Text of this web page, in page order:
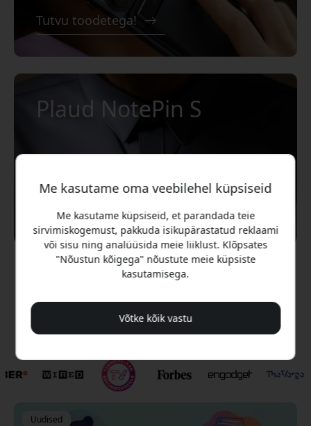
Tutvu toodetega!
Plaud NotePin S
Nagu nähtud saidil
Uudised
Me kasutame oma veebilehel küpsiseid
Me kasutame küpsiseid, et parandada teie
sirvimiskogemust, pakkuda isikupärastatud reklaami
või sisu ning analüüsida meie liiklust. Klõpsates
"Nõustun kõigega" nõustute meie küpsiste
kasutamisega.
Võtke kõik vastu